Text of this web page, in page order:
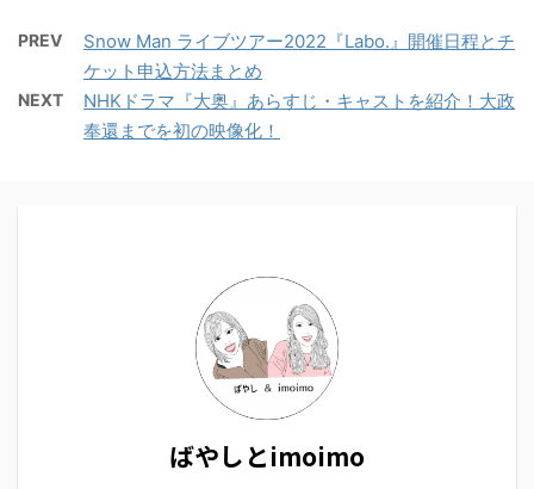
PREV
Snow Man ライブツアー2022『Labo.』開催日程とチ
ケット申込方法まとめ
NEXT
NHKドラマ『大奥』あらすじ・キャストを紹介！大政
奉還までを初の映像化！
ばやしとimoimo